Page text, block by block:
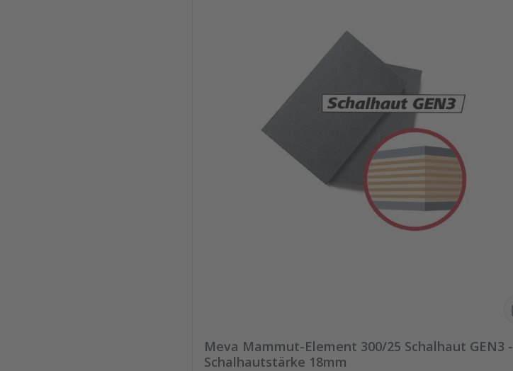
Meva Mammut-Element 300/25 Schalhaut GEN3 -
Schalhautstärke 18mm